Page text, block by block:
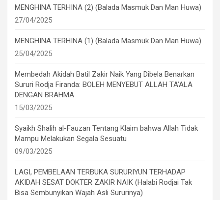
MENGHINA TERHINA (2) (Balada Masmuk Dan Man Huwa)
27/04/2025
MENGHINA TERHINA (1) (Balada Masmuk Dan Man Huwa)
25/04/2025
Membedah Akidah Batil Zakir Naik Yang Dibela Benarkan
Sururi Rodja Firanda: BOLEH MENYEBUT ALLAH TA’ALA
DENGAN BRAHMA
15/03/2025
Syaikh Shalih al-Fauzan Tentang Klaim bahwa Allah Tidak
Mampu Melakukan Segala Sesuatu
09/03/2025
LAGI, PEMBELAAN TERBUKA SURURIYUN TERHADAP
AKIDAH SESAT DOKTER ZAKIR NAIK (Halabi Rodjai Tak
Bisa Sembunyikan Wajah Asli Sururinya)